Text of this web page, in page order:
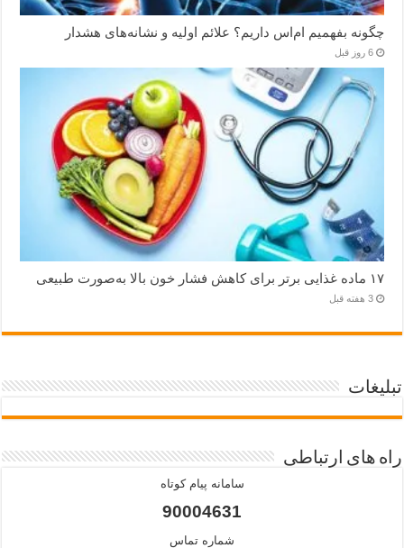
چگونه بفهمیم ام‌اس داریم؟ علائم اولیه و نشانه‌های هشدار
6 روز قبل
۱۷ ماده غذایی برتر برای کاهش فشار خون بالا به‌صورت طبیعی
3 هفته قبل
تبلیغات
راه های ارتباطی
سامانه پیام کوتاه
90004631
شماره تماس